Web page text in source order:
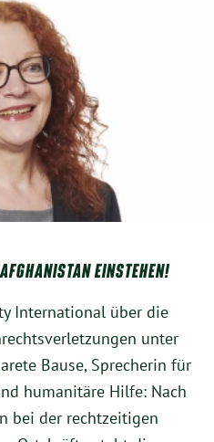
EINSTEHEN!
International über die
unter
Bause, Sprecherin für
humanitäre Hilfe: Nach
bei der rechtzeitigen